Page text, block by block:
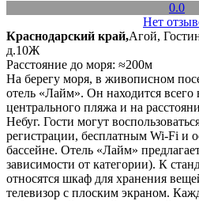
0.0
Нет
Краснодарский край,Агой,
д.10Ж
Расстояние до моря: ≈200м
На берегу моря, в живописном
отель «Лайм». Он находится всего
центрального пляжа и на
Небуг. Гости могут
регистрации, бесплатным Wi-Fi и
бассейне. Отель «Лайм»
зависимости от категории). К
относятся шкаф для хранения
телевизор с плоским экраном.